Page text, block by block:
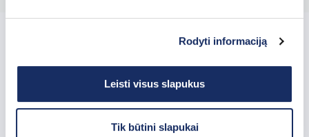
Rodyti informaciją
Leisti visus slapukus
Tik būtini slapukai
Susijusios naujienos